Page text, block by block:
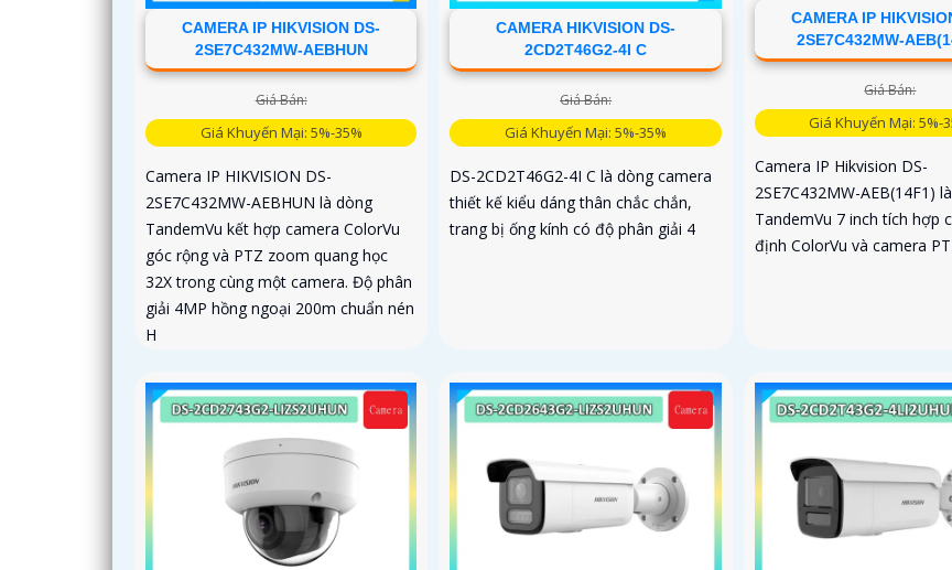
CAMERA IP HIKVISION DS-
2SE7C432MW-AEBHUN
Giá Bán:
Giá Khuyến Mại: 5%-35%
Camera IP HIKVISION DS-
2SE7C432MW-AEBHUN là dòng
TandemVu kết hợp camera ColorVu
góc rộng và PTZ zoom quang học
32X trong cùng một camera. Độ phân
giải 4MP hồng ngoại 200m chuẩn nén
H
CAMERA HIKVISION DS-
2CD2T46G2-4I C
Giá Bán:
Giá Khuyến Mại: 5%-35%
DS-2CD2T46G2-4I C là dòng camera
thiết kế kiểu dáng thân chắc chắn,
trang bị ống kính có độ phân giải 4
CAMERA IP
2SE7C432MW-
Giá Bán:
Giá Khuyến Mại: 5%-
Camera IP Hikvision DS-
2SE7C432MW-AEB(14F1)
TandemVu 7 inch tích hợp
định ColorVu và camera